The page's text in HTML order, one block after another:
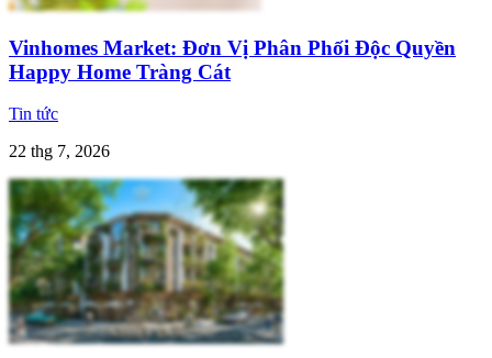
Vinhomes Market: Đơn Vị Phân Phối Độc Quyền
Happy Home Tràng Cát
Tin tức
22 thg 7, 2026